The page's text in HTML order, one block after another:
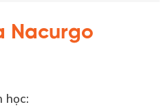
Nacurgo
học: